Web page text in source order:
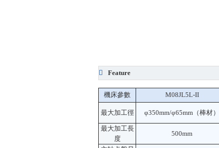
Feature
機床參數 M08JL5L-II
最大加工徑 φ350mm/φ65mm（棒材）
最大加工長
度
500mm